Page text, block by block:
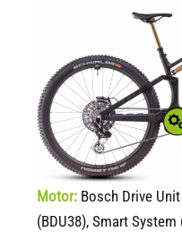
Motor: Bosch Drive
(BDU38), Smart System